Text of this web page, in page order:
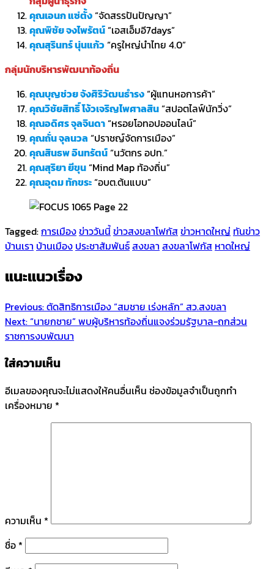
คุณเอนก แซ่ตั้ง“จัดสรรปันปัญญา”
คุณพิชัย จงไพรัตน์“เอสเอ็มอี7days”
คุณสุรินทร์ นุ่นแก้ว“ครูใหญ่นำไทย 4.0”
กลุ่มนักบริหารพัฒนาท้องถิ่น
คุณบุญช่วย จังศิริวัฒนธำรง“ผู้แทนหอการค้า”
คุณวิชัยสิทธิ์ โง้วเจริญไพศาลสิน“สปอตไลฟ์นักวิ่ง”
คุณอดิศร จุลจินดา“หรอยโอทอปออนไลน์”
คุณถั่น จุลนวล “ปราชญ์จัดการเมือง”
คุณสินธพ อินทรัตน์“นวัตกร อปท.”
คุณสุริยา ยีขุน“Mind Map ท้องถิ่น”
คุณอุดม ทักขระ“อบต.ต้นแบบ”
Tagged:การเมืองข่าววันนี้ข่าวสงขลาโฟกัสข่าวหาดใหญ่ ทันข่าว
บ้านเรา บ้านเมือง ประชาสัมพันธ์สงขลา สงขลาโฟกัส หาดใหญ่
แนะแนวเรื่อง
Previous:ตัดสิทธิการเมือง “สมชาย เร่งหลัก” สว.สงขลา
Next:“นายกชาย” พบผู้บริหารท้องถิ่นแจงร่วมรัฐบาล-ถกส่วน
ราชการงบพัฒนา
ใส่ความเห็น
อีเมลของคุณจะไม่แสดงให้คนอื่นเห็น ช่องข้อมูลจำเป็นถูกทำ
เครื่องหมาย *
ความเห็น *
ชื่อ *